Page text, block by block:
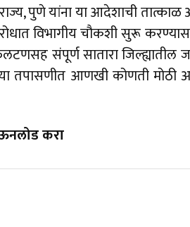
राज्य, पुणे यांना या आदेशाची
विभागीय चौकशी सुरू
संपूर्ण सातारा जिल्ह्यातील
तपासणीत आणखी कोणती
करा